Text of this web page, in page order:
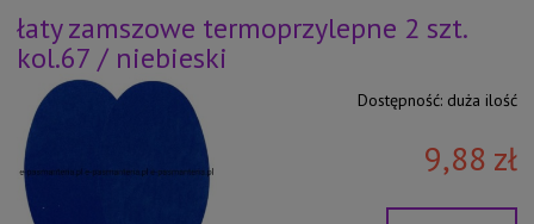
łaty zamszowe termoprzylepne 2 szt.
kol.67 / niebieski
Dostępność: duża ilość
9,88 zł